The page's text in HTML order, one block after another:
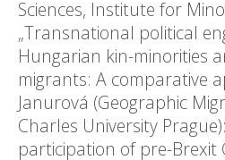
Sciences, Institute for
„Transnational political
Hungarian kin-minorities
migrants: A comparative
Janurová (Geographic
Charles University
participation of pre-Brexit